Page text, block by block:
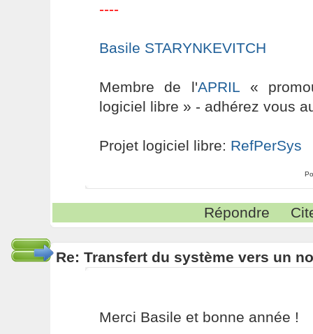
----
Basile STARYNKEVITCH
Membre de l'APRIL «
logiciel libre » - adhérez vous
Projet logiciel libre: RefPerSys
Répondre
Re: Transfert du système vers un
Merci Basile et bonne année !